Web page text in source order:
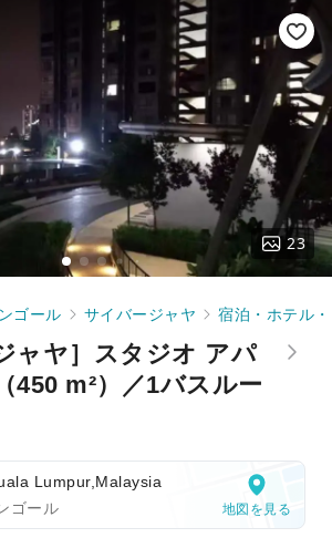
23
ゴール サイバージャヤ 宿泊・ホテル
ャヤ］スタジオ アパ
450 m²）／1バスルー
Lumpur,Malaysia
ゴール
地図を見る